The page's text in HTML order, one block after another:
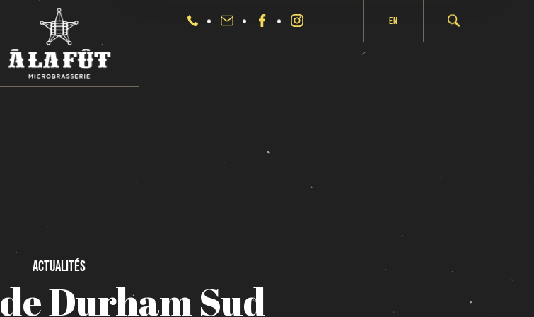
En
Actualités
deDurhamSud